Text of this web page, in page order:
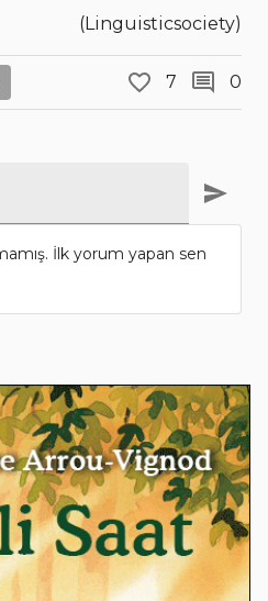
(Linguisticsociety)
7 0
İlk yorum yapan sen